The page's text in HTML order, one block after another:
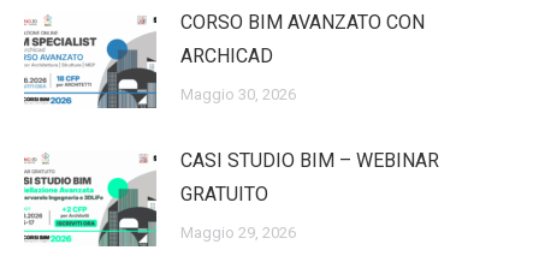
CORSO BIM AVANZATO CON
ARCHICAD
Maggio 30, 2026
CASI STUDIO BIM – WEBINAR
GRATUITO
Maggio 29, 2026